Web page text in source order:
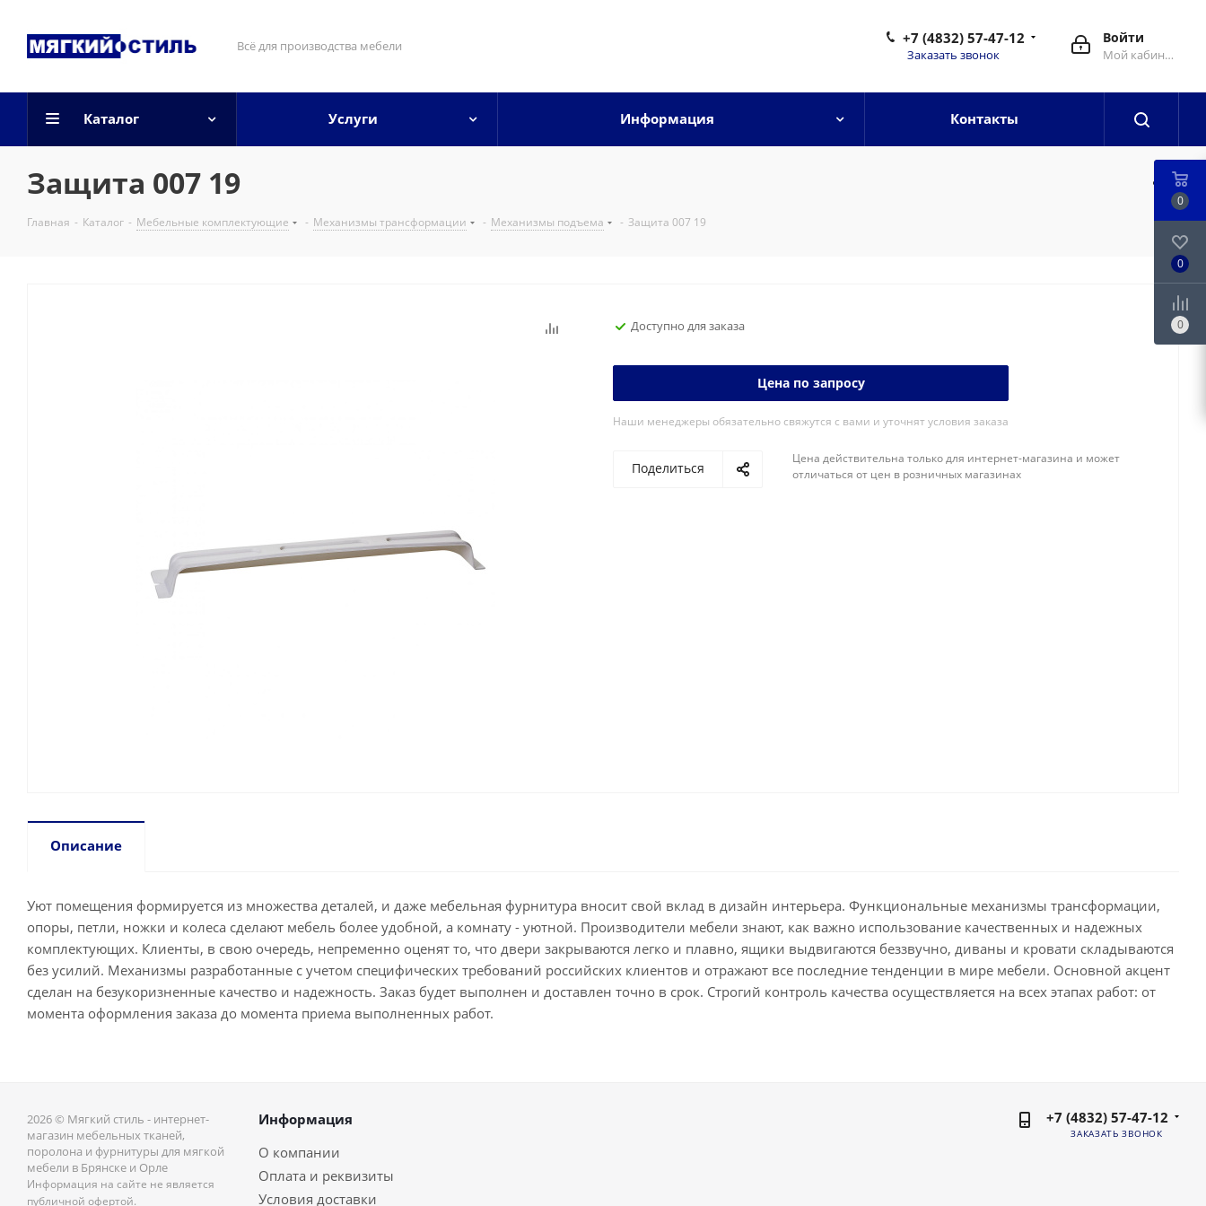
Всё для производства мебели Войти
Мой кабинет
+7 (4832) 57-47-12
Заказать звонок
Каталог Услуги Информация Контакты
Защита 007 19
Главная - Каталог - Мебельные комплектующие - Механизмы трансформации - Механизмы подъема - Защита 007 19
Доступно для заказа
Цена по запросу
Наши менеджеры обязательно свяжутся с вами и уточнят условия заказа
Поделиться
Цена действительна только для интернет-магазина и может
отличаться от цен в розничных магазинах
Описание
Уют помещения формируется из множества деталей, и даже мебельная фурнитура вносит свой вклад в дизайн интерьера. Функциональные механизмы трансформации,
опоры, петли, ножки и колеса сделают мебель более удобной, а комнату - уютной. Производители мебели знают, как важно использование качественных и надежных
комплектующих. Клиенты, в свою очередь, непременно оценят то, что двери закрываются легко и плавно, ящики выдвигаются беззвучно, диваны и кровати складываются
без усилий. Механизмы разработанные с учетом специфических требований российских клиентов и отражают все последние тенденции в мире мебели. Основной акцент
сделан на безукоризненные качество и надежность. Заказ будет выполнен и доставлен точно в срок. Строгий контроль качества осуществляется на всех этапах работ: от
момента оформления заказа до момента приема выполненных работ.
2026 © Мягкий стиль - интернет-
магазин мебельных тканей,
поролона и фурнитуры для мягкой
мебели в Брянске и Орле
Информация на сайте не является
публичной офертой.
Информация
О компании
Оплата и реквизиты
Условия доставки
+7 (4832) 57-47-12
ЗАКАЗАТЬ ЗВОНОК
0
0
0